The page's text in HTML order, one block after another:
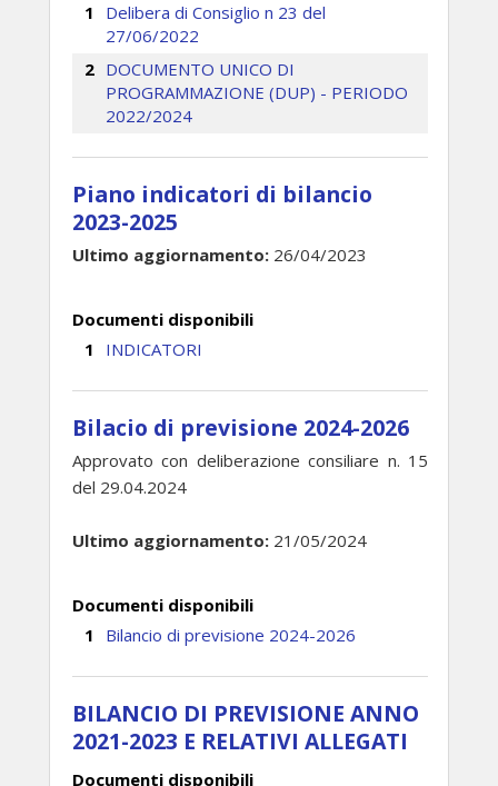
Delibera di Consiglio n 23 del
27/06/2022
DOCUMENTO UNICO DI
PROGRAMMAZIONE (DUP) - PERIODO
2022/2024
Piano indicatori di bilancio
2023-2025
Ultimo aggiornamento: 26/04/2023
Documenti disponibili
INDICATORI
Bilacio di previsione 2024-2026
Approvato con deliberazione consiliare n. 15
del 29.04.2024
Ultimo aggiornamento: 21/05/2024
Documenti disponibili
Bilancio di previsione 2024-2026
BILANCIO DI PREVISIONE ANNO
2021-2023 E RELATIVI ALLEGATI
Documenti disponibili